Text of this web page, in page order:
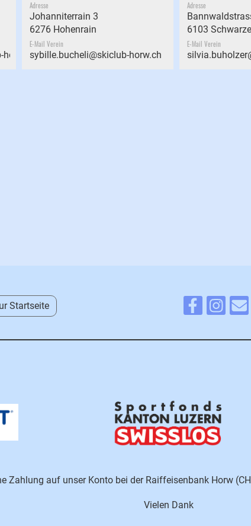
horw.ch
Adresse
Johanniterrain 3
6276 Hohenrain
E-Mail Verein
sybille.bucheli@skiclub-horw.ch
Adresse
6103
E-Mail Verein
Startseite
Zahlung auf unser Konto bei der Raiffeisenbank Horw
Vielen Dank